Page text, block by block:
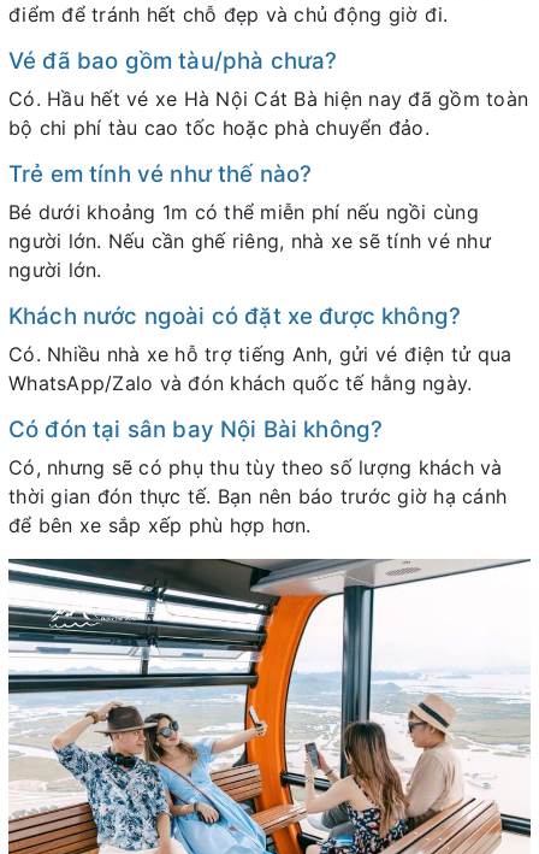
điểm để tránh hết chỗ đẹp và chủ động giờ đi.
Vé đã bao gồm tàu/phà chưa?
Có. Hầu hết vé xe Hà Nội Cát Bà hiện nay đã gồm toàn
bộ chi phí tàu cao tốc hoặc phà chuyển đảo.
Trẻ em tính vé như thế nào?
Bé dưới khoảng 1m có thể miễn phí nếu ngồi cùng
người lớn. Nếu cần ghế riêng, nhà xe sẽ tính vé như
người lớn.
Khách nước ngoài có đặt xe được không?
Có. Nhiều nhà xe hỗ trợ tiếng Anh, gửi vé điện tử qua
WhatsApp/Zalo và đón khách quốc tế hằng ngày.
Có đón tại sân bay Nội Bài không?
Có, nhưng sẽ có phụ thu tùy theo số lượng khách và
thời gian đón thực tế. Bạn nên báo trước giờ hạ cánh
để bên xe sắp xếp phù hợp hơn.